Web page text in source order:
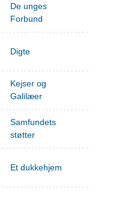
De unges
Forbund
Digte
Kejser og
Galilæer
Samfundets
støtter
Et dukkehjem